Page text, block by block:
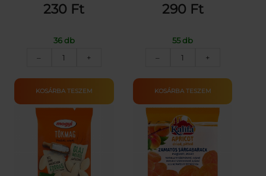
230 Ft
36 db
–
NÓGRÁDI
SÓS
PÁLCIKA
mennyiség
+
KOSÁRBA TESZEM
290 Ft
55 db
–
MOGYI
60G
mennyiség
+
KOSÁRBA TESZEM